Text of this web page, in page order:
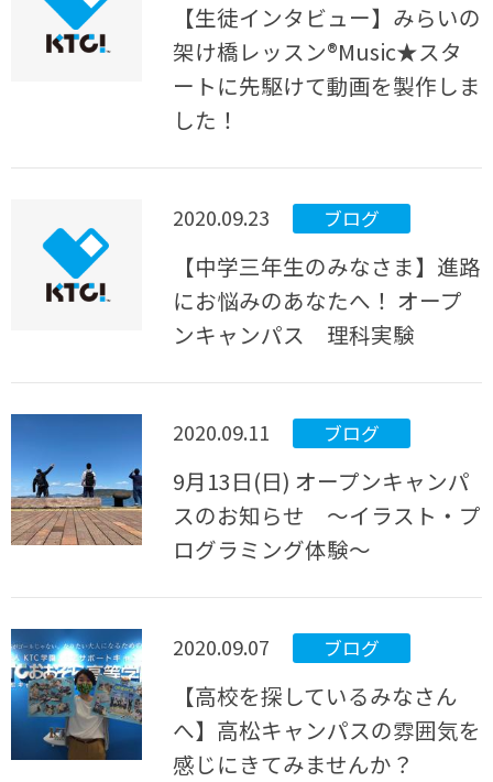
【生徒インタビュー】みらいの
架け橋レッスン®Music★スタ
ートに先駆けて動画を製作しま
した！
2020.09.23 ブログ
【中学三年生のみなさま】進路
にお悩みのあなたへ！ オープ
ンキャンパス 理科実験
2020.09.11 ブログ
9月13日(日) オープンキャンパ
スのお知らせ ～イラスト・プ
ログラミング体験～
2020.09.07 ブログ
【高校を探しているみなさん
へ】高松キャンパスの雰囲気を
感じにきてみませんか？